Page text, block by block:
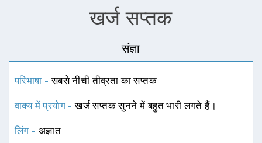
खर्ज सप्तक
संज्ञा
परिभाषा -सबसे नीची तीव्रता का सप्तक
वाक्य में प्रयोग -खर्ज सप्तक सुनने में बहुत भारी लगते हैं।
लिंग - अज्ञात